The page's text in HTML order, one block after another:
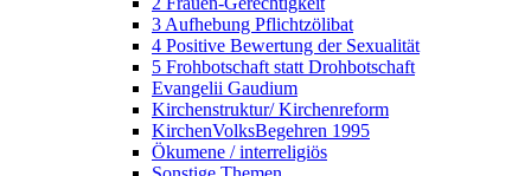
3 Aufhebung Pflichtzölibat
4 Positive Bewertung der Sexualität
5 Frohbotschaft statt Drohbotschaft
Evangelii Gaudium
Kirchenstruktur/ Kirchenreform
KirchenVolksBegehren 1995
Ökumene / interreligiös